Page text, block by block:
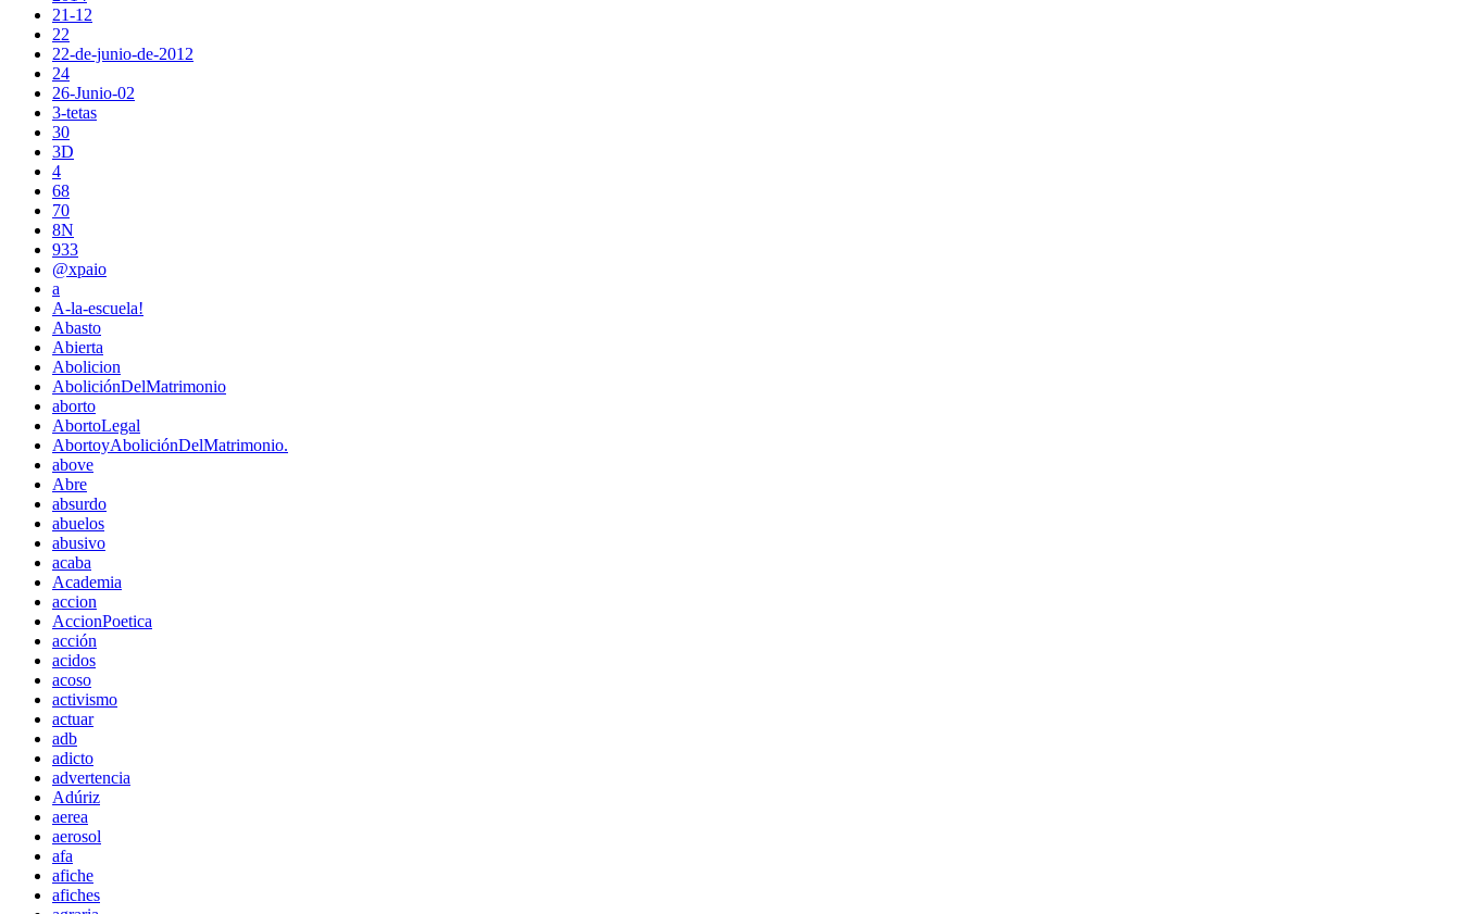
21-12
22
22-de-junio-de-2012
24
26-Junio-02
3-tetas
30
3D
4
68
70
8N
933
@xpaio
a
A-la-escuela!
Abasto
Abierta
Abolicion
AboliciónDelMatrimonio
aborto
AbortoLegal
AbortoyAboliciónDelMatrimonio.
above
Abre
absurdo
abuelos
abusivo
acaba
Academia
accion
AccionPoetica
acción
acidos
acoso
activismo
actuar
adb
adicto
advertencia
Adúriz
aerea
aerosol
afa
afiche
afiches